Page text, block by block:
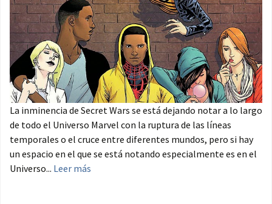
La inminencia de Secret Wars se está dejando notar a lo largo
de todo el Universo Marvel con la ruptura de las líneas
temporales o el cruce entre diferentes mundos, pero si hay
un espacio en el que se está notando especialmente es en el
Universo... Leer más